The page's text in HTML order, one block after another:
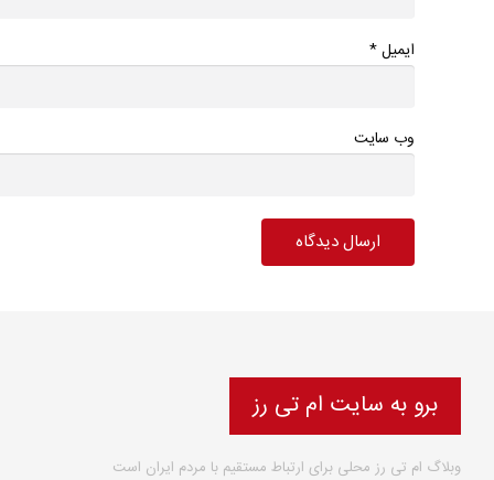
ایمیل*
وب سایت
برو به سایت ام تی رز
وبلاگ ام تی رز محلی برای ارتباط مستقیم با مردم ایران است